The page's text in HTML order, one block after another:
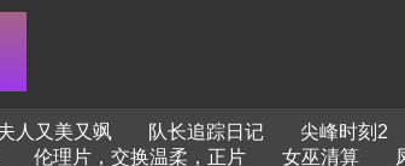
人又美又飒 队长追踪日记 尖峰时刻2
伦理片，交换温柔，正片 女巫清算